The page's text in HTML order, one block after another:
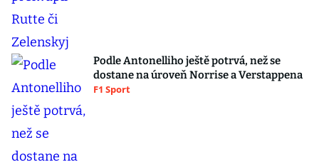
Podle Antonelliho ještě potrvá, než se
dostane na úroveň Norrise a Verstappena
F1 Sport